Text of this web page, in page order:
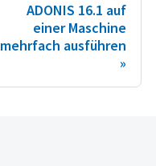
ADONIS 16.1 auf
einer Maschine
mehrfach ausführen